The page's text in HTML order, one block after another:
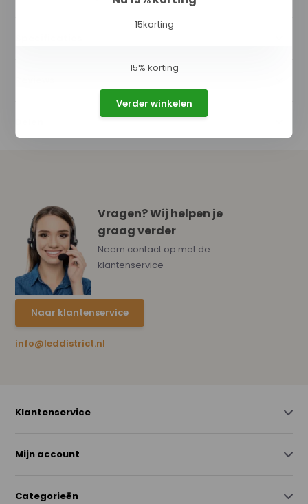
Vragen? Wij helpen je
graag verder
Neem contact op met de
klantenservice
Naar klantenservice
info@leddistrict.nl
Klantenservice
Mijn account
Categorieën
15korting
15% korting
Verder winkelen